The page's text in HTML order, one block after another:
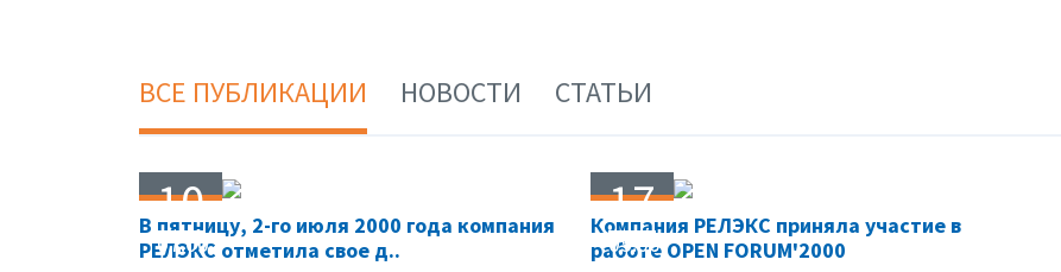
ВСЕ ПУБЛИКАЦИИ НОВОСТИ СТАТЬИ
10
07.00
В пятницу, 2-го июля 2000 года компания
РЕЛЭКС отметила свое д..
17
05.00
Компания РЕЛЭКС приняла участие в
работе OPEN FORUM'2000